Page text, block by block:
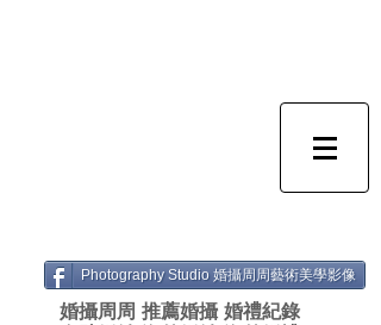
Photography Studio 婚攝周周藝術美學影像
婚攝周周 推薦婚攝 婚禮紀錄